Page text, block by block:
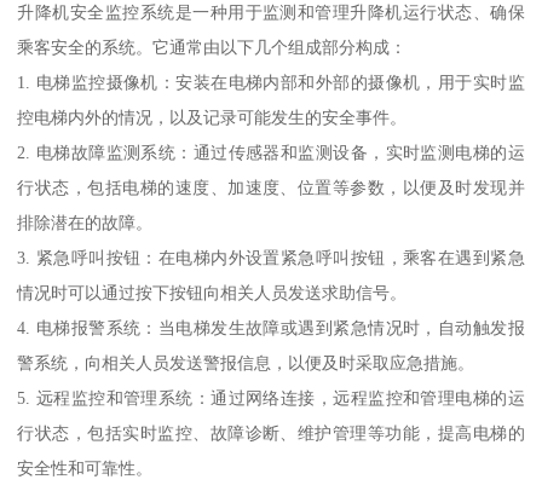
升降机安全监控系统是一种用于监测和管理升降机运行状态、确保
乘客安全的系统。它通常由以下几个组成部分构成：
1. 电梯监控摄像机：安装在电梯内部和外部的摄像机，用于实时监
控电梯内外的情况，以及记录可能发生的安全事件。
2. 电梯故障监测系统：通过传感器和监测设备，实时监测电梯的运
行状态，包括电梯的速度、加速度、位置等参数，以便及时发现并
排除潜在的故障。
3. 紧急呼叫按钮：在电梯内外设置紧急呼叫按钮，乘客在遇到紧急
情况时可以通过按下按钮向相关人员发送求助信号。
4. 电梯报警系统：当电梯发生故障或遇到紧急情况时，自动触发报
警系统，向相关人员发送警报信息，以便及时采取应急措施。
5. 远程监控和管理系统：通过网络连接，远程监控和管理电梯的运
行状态，包括实时监控、故障诊断、维护管理等功能，提高电梯的
安全性和可靠性。